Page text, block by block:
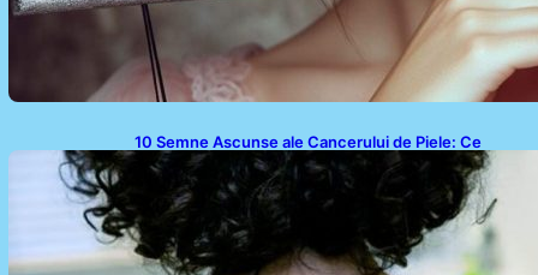
10 Semne Ascunse ale Cancerului de Piele: Ce
Trebuie să Știm pentru a Ne Proteja